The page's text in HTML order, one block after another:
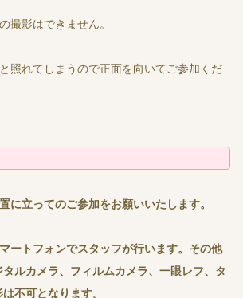
撮影はできません。
照れてしまうので正面を向いてご参加くだ
に立ってのご参加をお願いいたします。
ートフォンでスタッフが行います。その他
ルカメラ、フィルムカメラ、一眼レフ、タ
不可となります。